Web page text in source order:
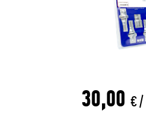
30,00 € /